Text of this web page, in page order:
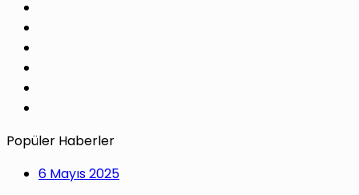
Popüler Haberler
6 Mayıs 2025